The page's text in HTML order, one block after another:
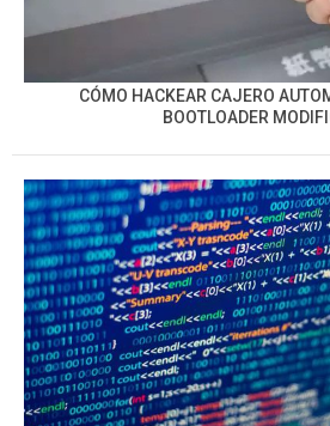
CÓMO HACKEAR CAJERO
BOOTLOADER